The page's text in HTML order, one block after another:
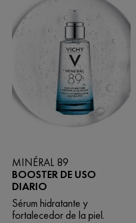
MINÉRAL 89
BOOSTER DE USO
DIARIO
Sérum hidratante y
fortalecedor de la piel.